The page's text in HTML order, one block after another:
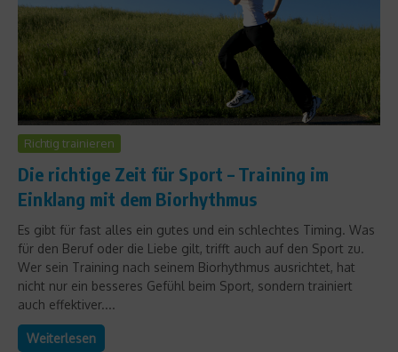
Richtig trainieren
Die richtige Zeit für Sport – Training im
Einklang mit dem Biorhythmus
Es gibt für fast alles ein gutes und ein schlechtes Timing. Was
für den Beruf oder die Liebe gilt, trifft auch auf den Sport zu.
Wer sein Training nach seinem Biorhythmus ausrichtet, hat
nicht nur ein besseres Gefühl beim Sport, sondern trainiert
auch effektiver....
Weiterlesen